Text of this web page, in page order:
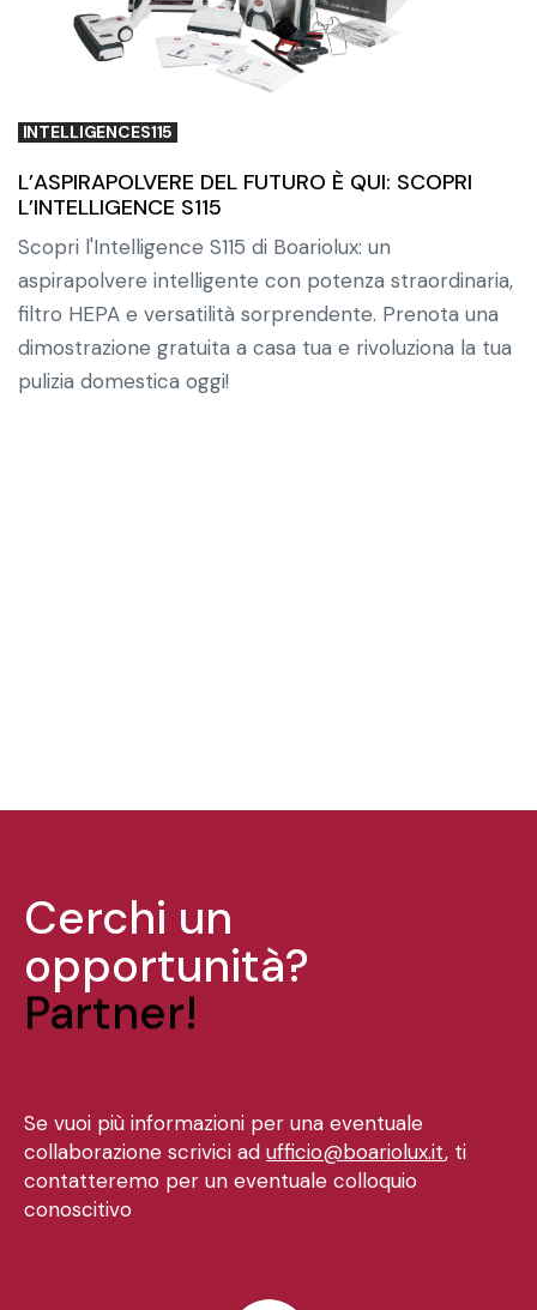
INTELLIGENCES115
L’ASPIRAPOLVERE DEL FUTURO È QUI: SCOPRI
L’INTELLIGENCE S115
Scopri l'Intelligence S115 di Boariolux: un
aspirapolvere intelligente con potenza straordinaria,
filtro HEPA e versatilità sorprendente. Prenota una
dimostrazione gratuita a casa tua e rivoluziona la tua
pulizia domestica oggi!
Cerchi un
opportunità?
Diventa...
Partner!
Se vuoi più informazioni per una eventuale
collaborazione scrivici ad ufficio@boariolux.it, ti
contatteremo per un eventuale colloquio
conoscitivo